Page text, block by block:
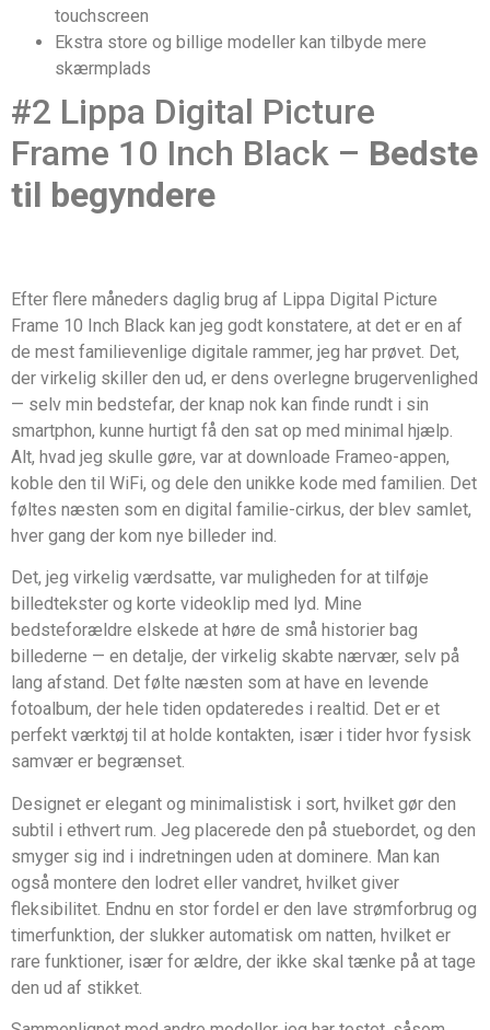
touchscreen
Ekstra store og billige modeller kan tilbyde mere
skærmplads
#2 Lippa Digital Picture
Frame 10 Inch Black – Bedste
til begyndere
Efter flere måneders daglig brug af Lippa Digital Picture
Frame 10 Inch Black kan jeg godt konstatere, at det er en af
de mest familievenlige digitale rammer, jeg har prøvet. Det,
der virkelig skiller den ud, er dens overlegne brugervenlighed
— selv min bedstefar, der knap nok kan finde rundt i sin
smartphon, kunne hurtigt få den sat op med minimal hjælp.
Alt, hvad jeg skulle gøre, var at downloade Frameo-appen,
koble den til WiFi, og dele den unikke kode med familien. Det
føltes næsten som en digital familie-cirkus, der blev samlet,
hver gang der kom nye billeder ind.
Det, jeg virkelig værdsatte, var muligheden for at tilføje
billedtekster og korte videoklip med lyd. Mine
bedsteforældre elskede at høre de små historier bag
billederne — en detalje, der virkelig skabte nærvær, selv på
lang afstand. Det følte næsten som at have en levende
fotoalbum, der hele tiden opdateredes i realtid. Det er et
perfekt værktøj til at holde kontakten, især i tider hvor fysisk
samvær er begrænset.
Designet er elegant og minimalistisk i sort, hvilket gør den
subtil i ethvert rum. Jeg placerede den på stuebordet, og den
smyger sig ind i indretningen uden at dominere. Man kan
også montere den lodret eller vandret, hvilket giver
fleksibilitet. Endnu en stor fordel er den lave strømforbrug og
timerfunktion, der slukker automatisk om natten, hvilket er
rare funktioner, især for ældre, der ikke skal tænke på at tage
den ud af stikket.